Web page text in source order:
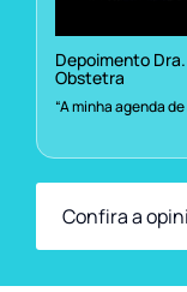
Depoimento
Obstetra
“A minha agenda
Confira a